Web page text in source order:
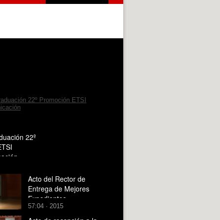
22º
Acto del Rector de
Entrega de Mejores
Expedientes
57:04 · 2015